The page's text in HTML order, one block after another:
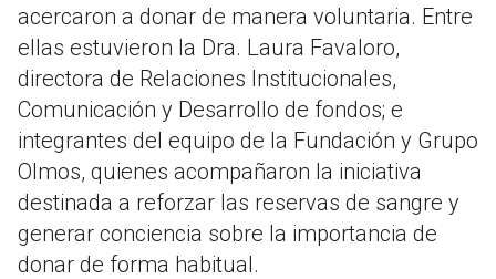
acercaron a donar de manera voluntaria. Entre
ellas estuvieron la Dra. Laura Favaloro,
directora de Relaciones Institucionales,
Comunicación y Desarrollo de fondos; e
integrantes del equipo de la Fundación y Grupo
Olmos, quienes acompañaron la iniciativa
destinada a reforzar las reservas de sangre y
generar conciencia sobre la importancia de
donar de forma habitual.